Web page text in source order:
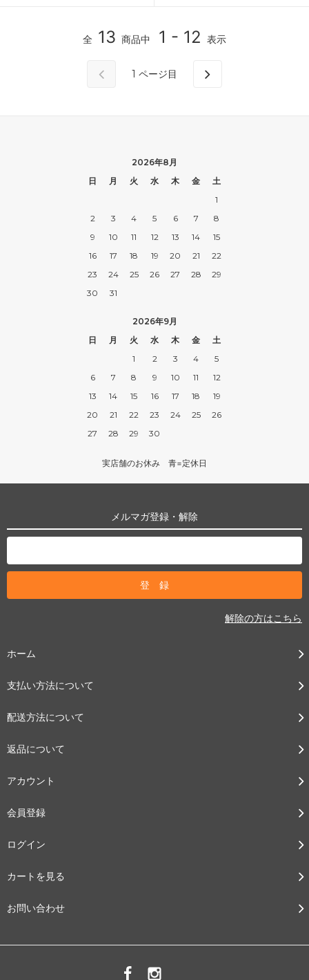
全 13 商品中 1 - 12 表示
1 ページ目
2026年8月
日
月 火 水 木 金
土
1
2
3 4 5 6 7
8
9
10 11 12 13 14
15
16
17 18 19 20 21
22
23
24 25 26 27 28
29
30
31
2026年9月
日
月 火 水 木 金
土
1
2 3 4
5
6
7 8 9 10 11
12
13
14 15 16 17 18
19
20
21 22 23 24 25
26
27
28 29 30
実店舗のお休み 青=定休日
メルマガ登録・解除
解除の方はこちら
ホーム
支払い方法について
配送方法について
返品について
アカウント
会員登録
ログイン
カートを見る
お問い合わせ